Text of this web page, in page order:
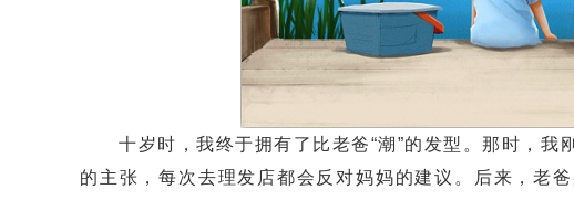
十岁时，我终于拥有了比老爸“潮”的发型。那时，我
的主张，每次去理发店都会反对妈妈的建议。后来，老